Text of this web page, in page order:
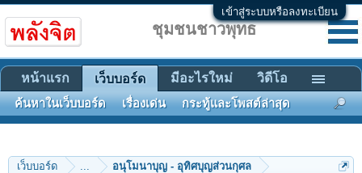
เข้าสู่ระบบหรือลงทะเบียน
เว็บบอร์ด ... อนุโมนาบุญ - อุทิศบุญส่วนกุศล
ชุมชนชาวพุทธ
หน้าแรก เว็บบอร์ด
ค้นหาในเว็บบอร์ด เรื่องเด่น กระทู้และโพสต์ล่าสุด
มีอะไรใหม่ วิดีโอ